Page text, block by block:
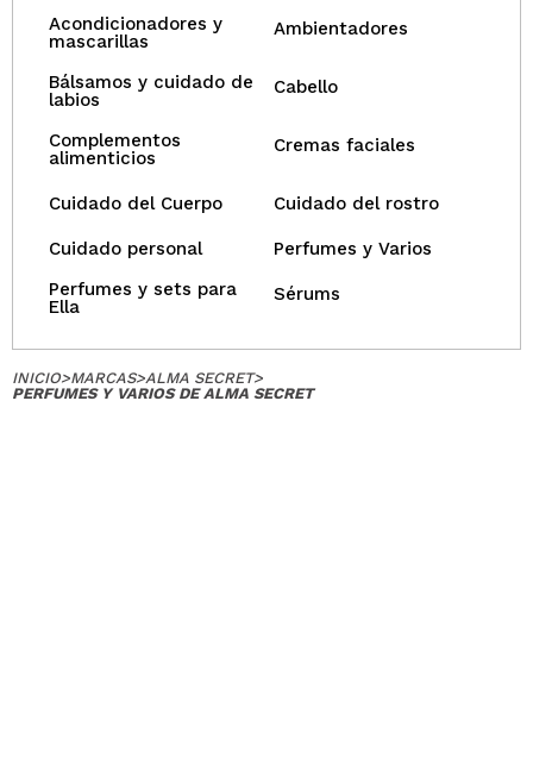
Acondicionadores y
mascarillas
Ambientadores
Bálsamos y cuidado de
labios
Cabello
Complementos
alimenticios
Cremas faciales
Cuidado del Cuerpo Cuidado del rostro
Cuidado personal
Perfumes y Varios
Perfumes y sets para
Ella
Sérums
INICIO>MARCAS>ALMA SECRET>
PERFUMES Y VARIOS DE ALMA SECRET